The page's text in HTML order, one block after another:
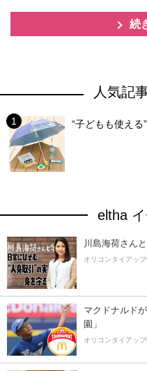
続
人気記
“子どもも使える
eltha
川島海荷さん
オリコンタイアッ
マクドナルド
園」
オリコンタイアッ